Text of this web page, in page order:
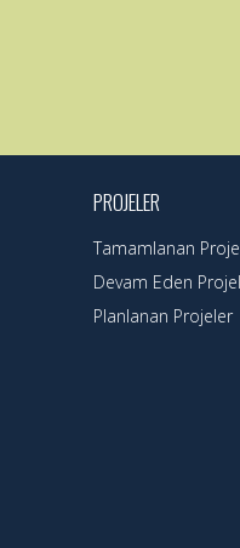
PROJELER
Tamamlanan
Devam Eden
Planlanan Projeler